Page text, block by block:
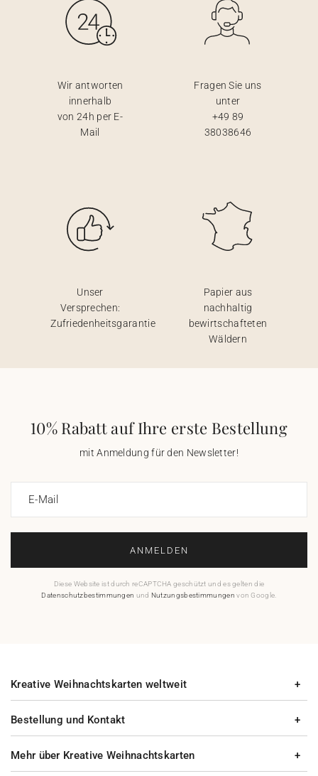
Wir antworten
innerhalb
von 24h per E-
Mail
Fragen Sie uns
unter
+49 89
38038646
Unser
Versprechen:
Zufriedenheitsgarantie
Papier aus
nachhaltig
bewirtschafteten
Wäldern
10% Rabatt auf Ihre erste Bestellung
mit Anmeldung für den Newsletter!
E-Mail
ANMELDEN
Diese Website ist durch reCAPTCHA geschützt und es gelten die
Datenschutzbestimmungen und Nutzungsbestimmungen von Google.
Bestellung und Kontakt
Mehr über Kreative Weihnachtskarten
Kreative Weihnachtskarten weltweit